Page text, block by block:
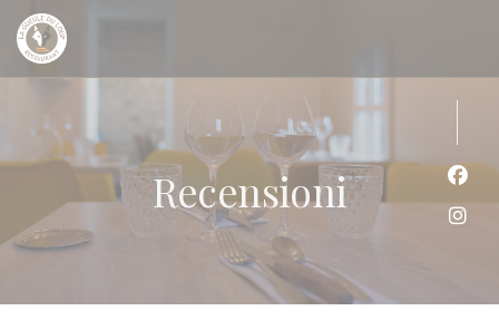
Personalizzazione delle tue scelte sui cookie
Recensioni